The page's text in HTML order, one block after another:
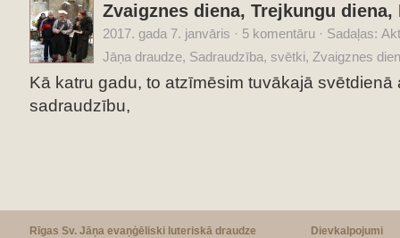
Zvaigznes diena, Trejkungu
2017. gada 7. janvāris · 5 komentāru · Sadaļas:
Jāņa draudze, Sadraudzība, svētki, Zvaigznes
Kā katru gadu, to atzīmēsim tuvākajā svētdienā
sadraudzību,
Rīgas Sv. Jāņa evaņģēliski luteriskā draudze
Dievkalpojumi